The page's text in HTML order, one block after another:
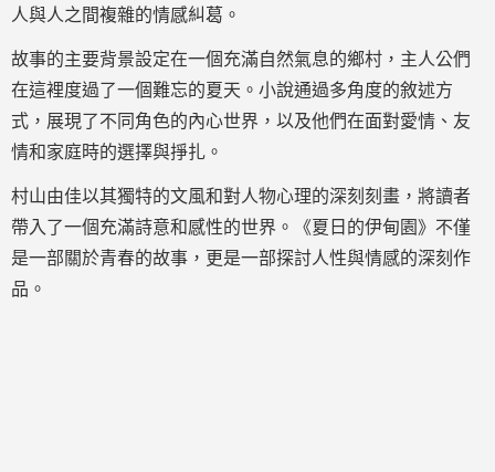
人與人之間複雜的情感糾葛。
故事的主要背景設定在一個充滿自然氣息的鄉村，主人公們
在這裡度過了一個難忘的夏天。小說通過多角度的敘述方
式，展現了不同角色的內心世界，以及他們在面對愛情、友
情和家庭時的選擇與掙扎。
村山由佳以其獨特的文風和對人物心理的深刻刻畫，將讀者
帶入了一個充滿詩意和感性的世界。《夏日的伊甸園》不僅
是一部關於青春的故事，更是一部探討人性與情感的深刻作
品。